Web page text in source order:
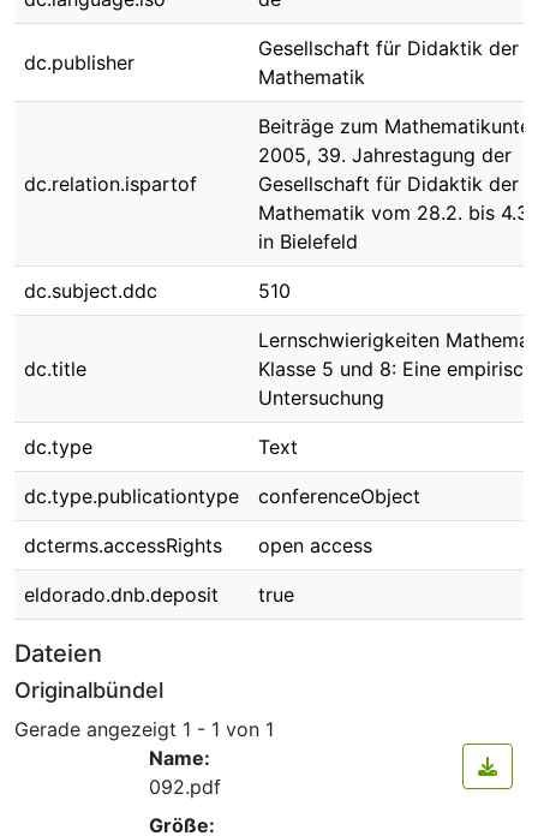
dc.publisher
Gesellschaft für Didaktik der
Mathematik
dc.relation.ispartof
Beiträge zum
2005, 39. Jahrestagung der
Gesellschaft für Didaktik der
Mathematik vom 28.2. bis
in Bielefeld
dc.subject.ddc 510
dc.title
Lernschwierigkeiten
Klasse 5 und 8: Eine
Untersuchung
dc.type Text
dc.type.publicationtype conferenceObject
dcterms.accessRights open access
eldorado.dnb.deposit true
Dateien
Originalbündel
Gerade angezeigt 1 - 1 von 1
Name:
092.pdf
Größe: